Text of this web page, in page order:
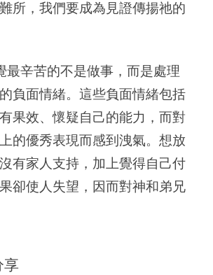
所，我們要成為見證傳揚祂的
最辛苦的不是做事，而是處理
負面情緒。這些負面情緒包括
果效、懷疑自己的能力，而對
的優秀表現而感到洩氣。想放
有家人支持，加上覺得自己付
卻使人失望，因而對神和弟兄
享